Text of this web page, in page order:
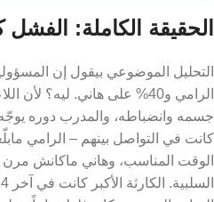
الحقيقة الكاملة:
الرامي و40% على هاني. ليه؟
جسمه وانضباطه، والمدرب دوره
كانت في التواصل بينهم – الرامي
الوقت المناسب، وهاني ماكانش مرن